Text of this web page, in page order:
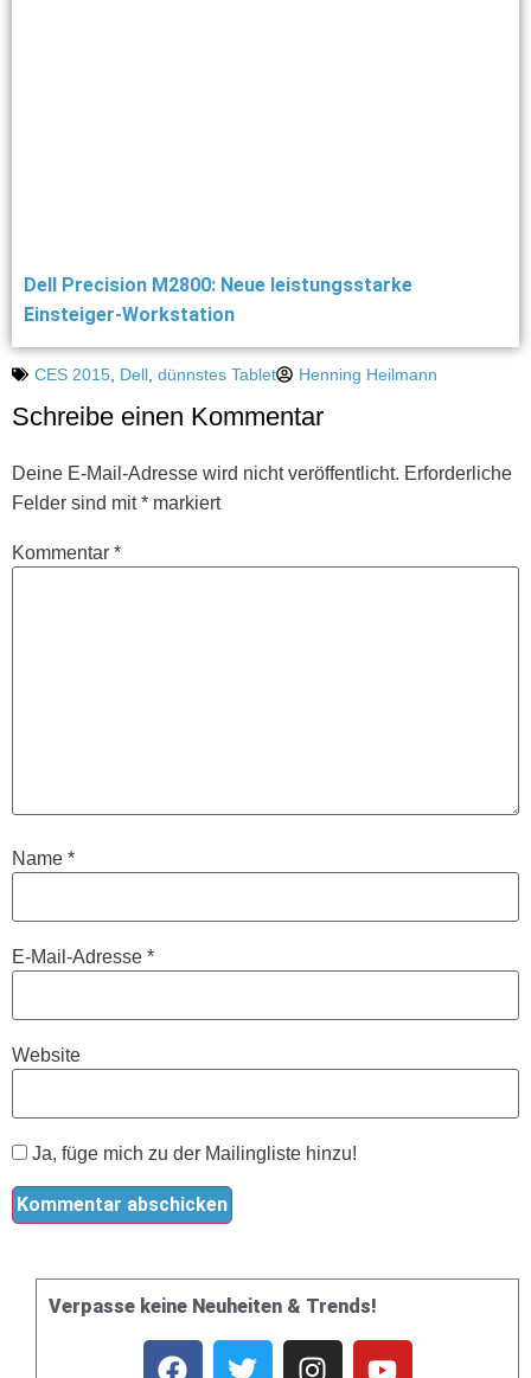
Dell Precision M2800: Neue leistungsstarke
Einsteiger-Workstation
CES 2015 Dell dünnstes Tablet Henning Heilmann
Schreibe einen Kommentar
Deine E-Mail-Adresse wird nicht veröffentlicht. Erforderliche
Felder sind mit* markiert
Kommentar *
Name *
E-Mail-Adresse *
Website
Ja, füge mich zu der Mailingliste hinzu!
Verpasse keine Neuheiten & Trends!